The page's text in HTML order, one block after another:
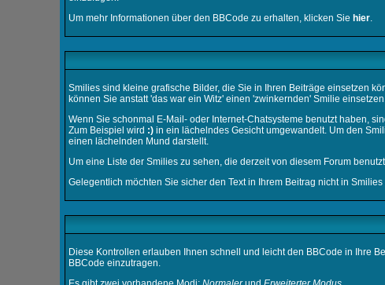
Um mehr Informationen über den BBCode zu erhalten, klicken Sie hier.
Smilies sind kleine grafische Bilder, die Sie in Ihren Beiträge einsetzen
können Sie anstatt 'das war ein Witz' einen 'zwinkernden' Smilie
Wenn Sie schonmal E-Mail- oder Internet-Chatsysteme benutzt haben,
Zum Beispiel wird :)in ein lächelndes Gesicht umgewandelt. Um den
einen lächelnden Mund darstellt.
Um eine Liste der Smilies zu sehen, die derzeit von diesem Forum
Gelegentlich möchten Sie sicher den Text in Ihrem Beitrag nicht in
Diese Kontrollen erlauben Ihnen schnell und leicht den BBCode in Ihre
BBCode einzutragen.